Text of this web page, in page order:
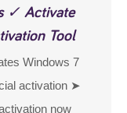
✓ Activate
Tool
Windows 7
activation ➤
now